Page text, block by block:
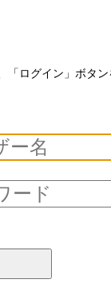
ログイン」ボタン